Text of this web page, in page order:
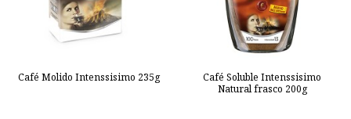
Café Molido Intenssisimo 235g
Café Soluble Intenssisimo
Natural frasco 200g